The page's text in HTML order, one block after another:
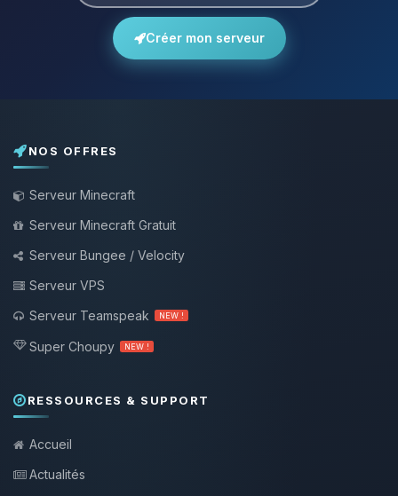
Créer mon serveur
NOS OFFRES
Serveur Minecraft
Serveur Minecraft Gratuit
Serveur Bungee / Velocity
Serveur VPS
Serveur Teamspeak
NEW !
Super Choupy NEW !
RESSOURCES & SUPPORT
Accueil
Actualités